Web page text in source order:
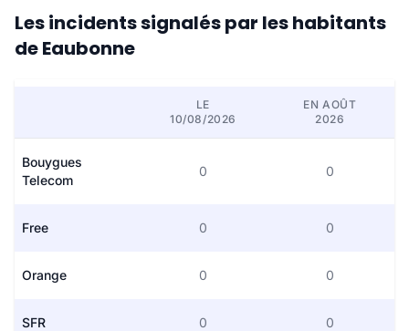
Les incidents signalés par les habitants
de Eaubonne
LE
10/08/2026
EN AOÛT
2026
Bouygues
Telecom
0 0
Free 0 0
Orange 0 0
SFR 0 0